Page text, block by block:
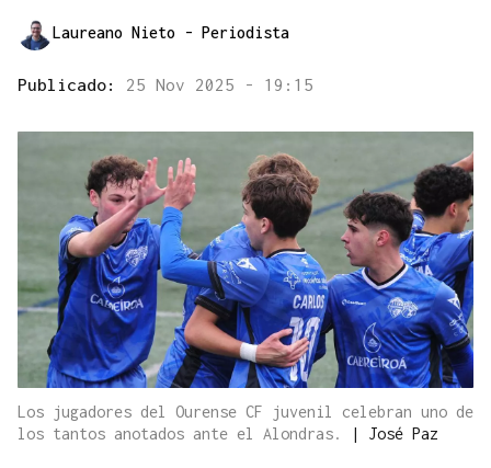
Laureano Nieto - Periodista
Publicado: 25 Nov 2025 - 19:15
Los jugadores del Ourense CF juvenil celebran uno de
los tantos anotados ante el Alondras.
| José Paz